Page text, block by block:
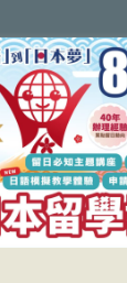
11號高基大
號總統商